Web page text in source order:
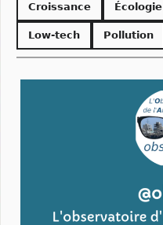
Croissance Écologie
Low-tech Pollution